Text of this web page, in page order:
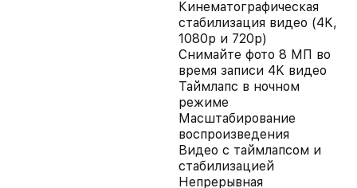
Кинематографическая
стабилизация видео (4K,
1080p и 720p)
Снимайте фото 8 МП во
время записи 4K видео
Таймлапс в ночном
режиме
Масштабирование
воспроизведения
Видео с таймлапсом и
стабилизацией
Непрерывная